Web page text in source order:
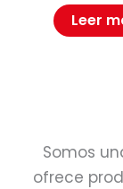
Leer
Somos
ofrece